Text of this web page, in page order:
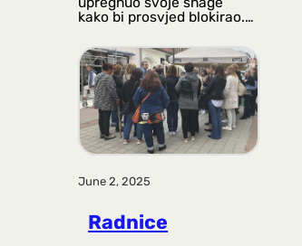
kako bi prosvjed blokirao.…
June 2, 2025
Radnice